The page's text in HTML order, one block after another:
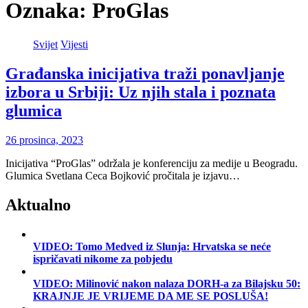
Oznaka: ProGlas
Svijet Vijesti
Građanska inicijativa traži ponavljanje
izbora u Srbiji: Uz njih stala i poznata
glumica
26 prosinca, 2023
Inicijativa “ProGlas” održala je konferenciju za medije u Beogradu.
Glumica Svetlana Ceca Bojković pročitala je izjavu…
Aktualno
VIDEO: Tomo Medved iz Slunja: Hrvatska se neće
ispričavati nikome za pobjedu
VIDEO: Milinović nakon nalaza DORH-a za Bilajsku 50:
KRAJNJE JE VRIJEME DA ME SE POSLUŠA!